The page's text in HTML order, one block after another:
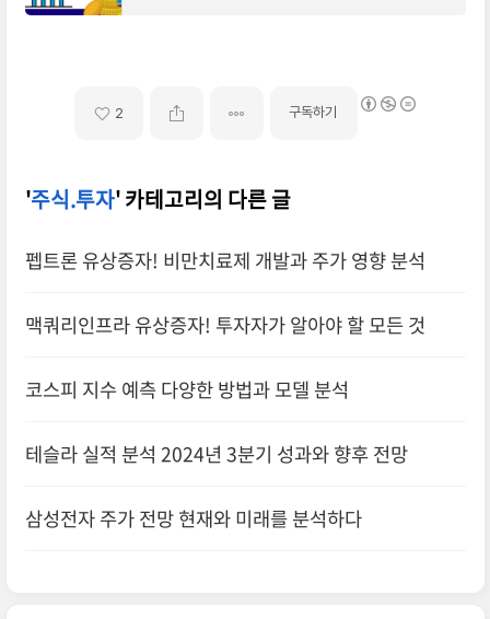
2 구독하기
'주식.투자' 카테고리의 다른 글
펩트론 유상증자! 비만치료제 개발과 주가 영향 분석
맥쿼리인프라 유상증자! 투자자가 알아야 할 모든 것
코스피 지수 예측 다양한 방법과 모델 분석
테슬라 실적 분석 2024년 3분기 성과와 향후 전망
삼성전자 주가 전망 현재와 미래를 분석하다